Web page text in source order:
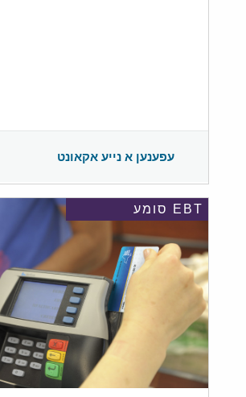
עפענען א נייע אקאונט
EBT סומע